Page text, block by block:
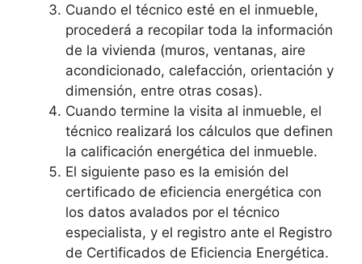
Cuando el técnico esté en el inmueble,
procederá a recopilar toda la información
de la vivienda (muros, ventanas, aire
acondicionado, calefacción, orientación y
dimensión, entre otras cosas).
Cuando termine la visita al inmueble, el
técnico realizará los cálculos que definen
la calificación energética del inmueble.
El siguiente paso es la emisión del
certificado de eficiencia energética con
los datos avalados por el técnico
especialista, y el registro ante el Registro
de Certificados de Eficiencia Energética.